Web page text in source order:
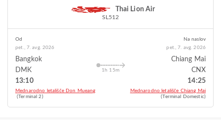
Thai Lion Air
SL512
Od
pet., 7. avg. 2026
Bangkok
DMK
13:10
Mednarodno letališče Don Mueang
(Terminal 2)
1h 15m
Na naslov
pet., 7. avg. 2026
Chiang Mai
CNX
14:25
Mednarodno letališče Chiang Mai
(Terminal Domestic)